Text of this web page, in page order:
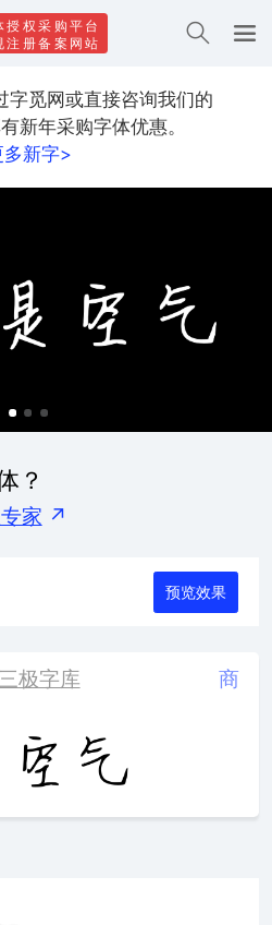
授权采购平台
注册备案网站
字觅网或直接咨询我们的
新年采购字体优惠。
多新字>
？
家 ↗
预览效果
三极字库 商